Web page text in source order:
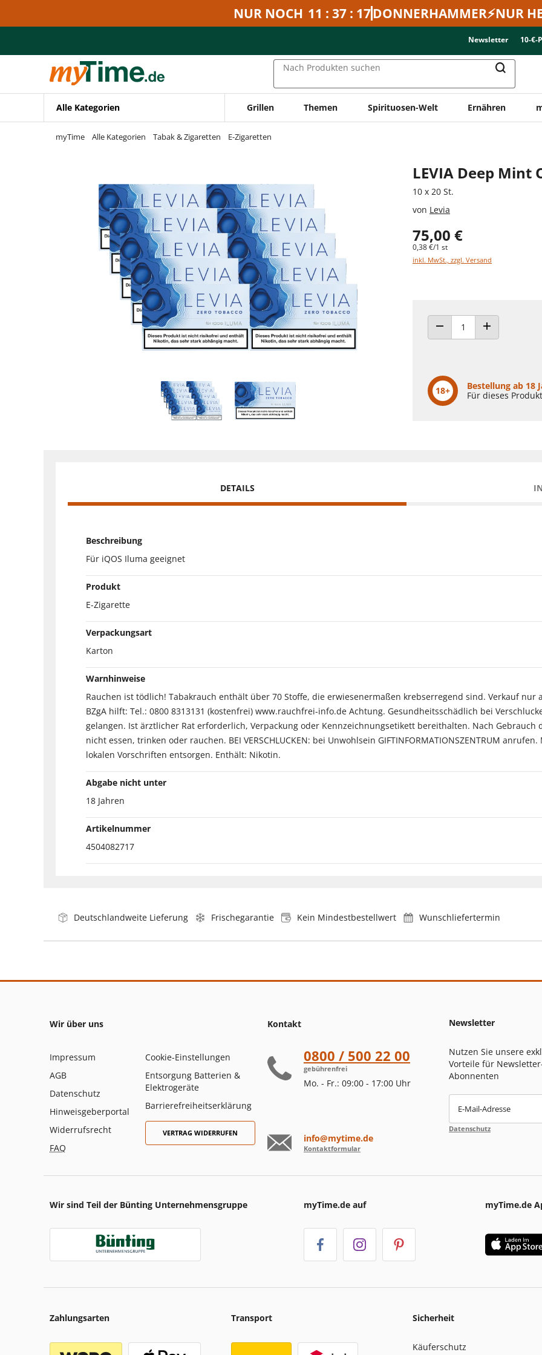
Zur Navigation springen
NUR NOCH 11 : 37 : 17DONNERHAMMER⚡NUR
Newsletter 10-€-
Nach Produkten suchen
Alle Kategorien Grillen Themen Spirituosen-Welt Ernähren
myTime Alle Kategorien Tabak & Zigaretten E-Zigaretten
LEVIA Deep Mint
10 x 20 St.
von Levia
75,00 €
0,38 €/1 st
inkl. MwSt., zzgl. Versand
ANZAHL VERRINGERNANZAHL ERHÖHEN
18+
Bestellung ab 18
Für dieses
DETAILS
Beschreibung
Für iQOS Iluma geeignet
Produkt
E-Zigarette
Verpackungsart
Karton
Warnhinweise
Rauchen ist tödlich! Tabakrauch enthält über 70 Stoffe, die erwiesenermaßen krebserregend sind. Verkauf nur
BZgA hilft: Tel.: 0800 8313131 (kostenfrei) www.rauchfrei-info.de Achtung. Gesundheitsschädlich bei
gelangen. Ist ärztlicher Rat erforderlich, Verpackung oder Kennzeichnungsetikett bereithalten. Nach Gebrauch
nicht essen, trinken oder rauchen. BEI VERSCHLUCKEN: bei Unwohlsein GIFTINFORMATIONSZENTRUM
lokalen Vorschriften entsorgen. Enthält: Nikotin.
Abgabe nicht unter
18 Jahren
Artikelnummer
4504082717
Deutschlandweite Lieferung Frischegarantie Kein Mindestbestellwert Wunschliefertermin
Wir über uns
Impressum
AGB
Datenschutz
Hinweisgeberportal
Widerrufsrecht
FAQ
Cookie-Einstellungen
Entsorgung Batterien &
Elektrogeräte
Barrierefreiheitserklärung
VERTRAG WIDERRUFEN
Kontakt
0800 / 500 22 00
gebührenfrei
Mo. - Fr.: 09:00 - 17:00 Uhr
info@mytime.de
Kontaktformular
Newsletter
Nutzen Sie unsere
Vorteile für
Abonnenten
E-Mail-Adresse
Datenschutz
Wir sind Teil der Bünting Unternehmensgruppe myTime.de auf myTime.de
Zahlungsarten Transport Sicherheit
Käuferschutz